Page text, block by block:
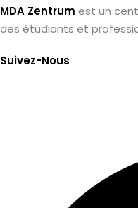
MDA Zentrum est un
des étudiants et
Suivez-Nous